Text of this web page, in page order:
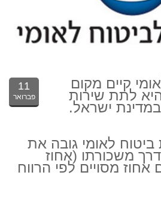
11
פברואר
קיים מקום
לתת שירות
ישראל.
לאומי גובה את
משכורתו (אחוז
אחוז מסויים לפי הרווח